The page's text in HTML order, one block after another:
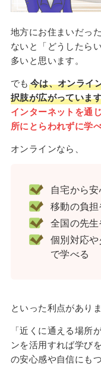
地方にお住まいだっ
ないと「どうしたら
多いと思います。
でも 今は、オンライ
択肢が広がっていま
インターネットを通
所にとらわれずに学
オンラインなら、
自宅から
移動の負
全国の先
個別対応
で学べる
といった利点がありま
「近くに通える場所
ンを活用すれば学び
の安心感や自信にも